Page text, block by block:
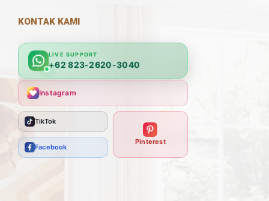
KONTAK KAMI
LIVE SUPPORT
+62 823-2620-3040
Instagram
TikTok
Facebook
Pinterest